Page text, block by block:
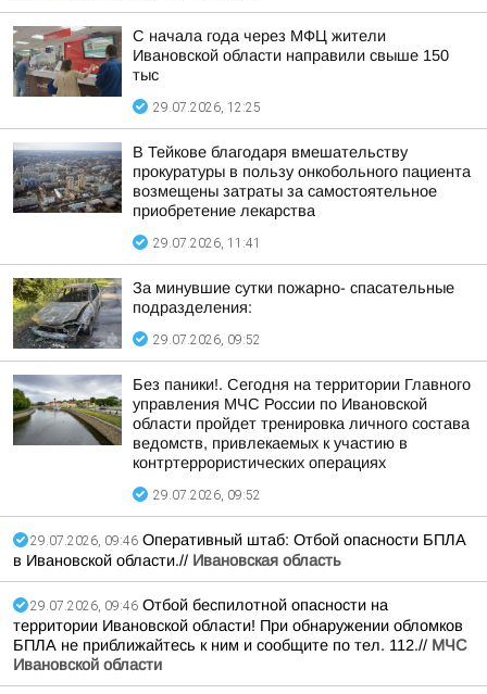
С начала года через МФЦ жители
Ивановской области направили свыше 150
тыс
29.07.2026, 12:25
В Тейкове благодаря вмешательству
прокуратуры в пользу онкобольного пациента
возмещены затраты за самостоятельное
приобретение лекарства
29.07.2026, 11:41
За минувшие сутки пожарно- спасательные
подразделения:
29.07.2026, 09:52
Без паники!. Сегодня на территории Главного
управления МЧС России по Ивановской
области пройдет тренировка личного состава
ведомств, привлекаемых к участию в
контртеррористических операциях
29.07.2026, 09:52
29.07.2026, 09:46 Оперативный штаб: Отбой опасности БПЛА
в Ивановской области.// Ивановская область
29.07.2026, 09:46 Отбой беспилотной опасности на
территории Ивановской области! При обнаружении обломков
БПЛА не приближайтесь к ним и сообщите по тел. 112.// МЧС
Ивановской области